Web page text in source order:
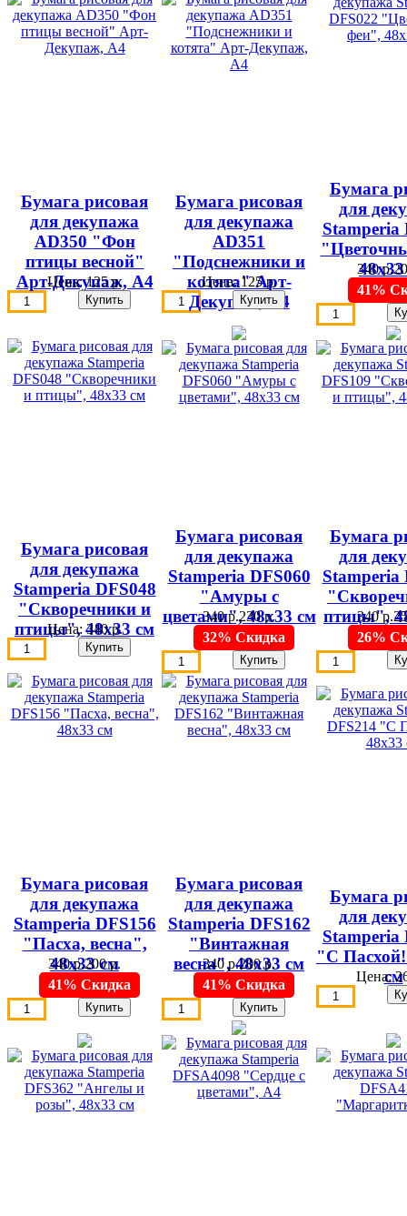
Бумага рисовая
для декупажа
AD350 "Фон
птицы весной"
Арт-Декупаж, А4
Цена:125 р.
Бумага рисовая
для декупажа
AD351
"Подснежники и
котята" Арт-
Декупаж, А4
Цена:125 р.
Бумага
для
Stamperia
340 р.
41%
Бумага рисовая
для декупажа
Stamperia DFS048
"Скворечники и
птицы", 48х33 см
Цена:340 р.
Бумага рисовая
для декупажа
Stamperia DFS060
"Амуры с
цветами", 48х33 см
340 р.230 р.
32% Скидка
Бумага
для
Stamperia
птицы",
340 р.
26%
Бумага рисовая
для декупажа
Stamperia DFS156
"Пасха, весна",
48х33 см
340 р.200 р.
41% Скидка
Бумага рисовая
для декупажа
Stamperia DFS162
"Винтажная
весна", 48х33 см
340 р.200 р.
41% Скидка
Бумага
для
Stamperia
"С
см
Цена: